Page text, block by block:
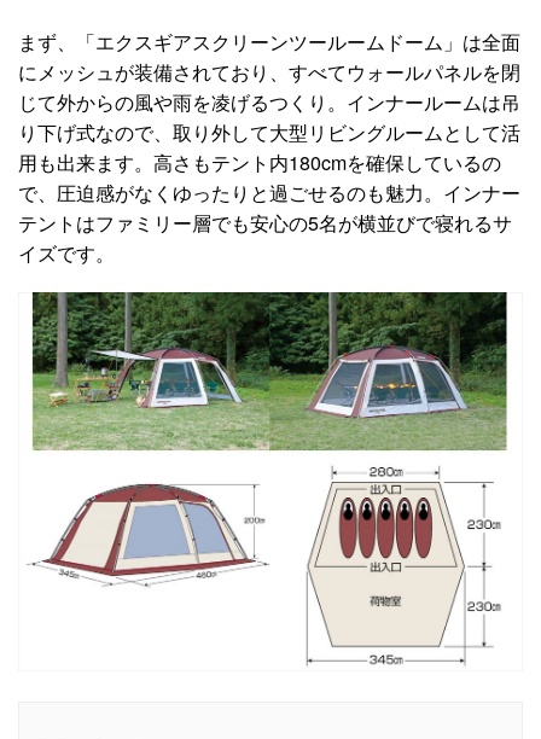
まず、「エクスギアスクリーンツールームドーム」は全面
にメッシュが装備されており、すべてウォールパネルを閉
じて外からの風や雨を凌げるつくり。インナールームは吊
り下げ式なので、取り外して大型リビングルームとして活
用も出来ます。高さもテント内180cmを確保しているの
で、圧迫感がなくゆったりと過ごせるのも魅力。インナー
テントはファミリー層でも安心の5名が横並びで寝れるサ
イズです。